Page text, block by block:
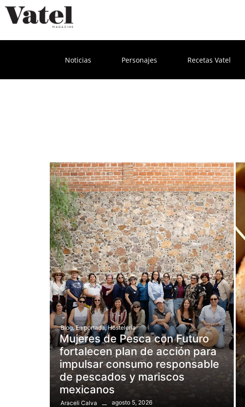
Noticias Personajes Recetas Vatel
Blog, En portada, Hostelería
Mujeres de Pesca con Futuro
fortalecen plan de acción para
impulsar consumo responsable
de pescados y mariscos
mexicanos
Araceli Calva agosto 5, 2026